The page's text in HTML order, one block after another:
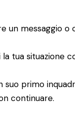
un messaggio
tua situazione
suo primo
continuare.